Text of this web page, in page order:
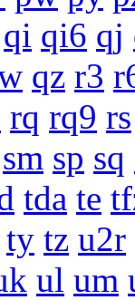
qi qi6 qj
qz r3
rq rq9 rs
sm sp sq
tda te
ty tz u2r
ul um